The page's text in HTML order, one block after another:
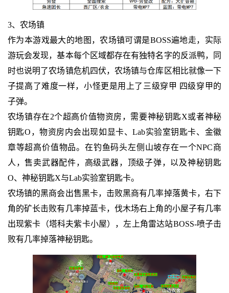
3、农场镇
作为本游戏最大的地图，农场镇可谓是BOSS遍地走，实际
游玩会发现，基本每个区域都存在有独特名字的反派鸭，同
时也说明了农场镇危机四伏，农场镇与仓库区相比就像一下
子提高了难度一样，小怪更是用上了三级穿甲 四级穿甲的
子弹。
农场镇存在2个超高价值物资房，需要神秘钥匙X或者神秘
钥匙O，物资房内会出现如显卡、Lab实验室钥匙卡、金徽
章等超高价值物品。在钓鱼码头左侧山坡存在一个NPC商
人，售卖武器配件，高级武器，顶级子弹，以及神秘钥匙
O、神秘钥匙X与Lab实验室钥匙卡。
农场镇的黑商会出售黑卡，击败黑商有几率掉落黄卡，右下
角的矿长击败有几率掉蓝卡，伐木场右上角的小屋子有几率
出现紫卡（塔科夫紫卡小屋），左上角雷达站BOSS-喷子击
败有几率掉落神秘钥匙。